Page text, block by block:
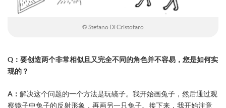
© Stefano Di Cristofaro
Q：要创造两个非常相似且又完全不同的角色并不容易，您是如何实
现的？
A： 解决这个问题的一个方法是玩镜子。我开始画兔子，然后通过观
察镜子中兔子的反射形象，再画另一只兔子。接下来，我开始注意